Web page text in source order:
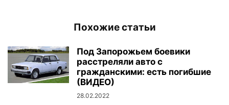
Похожие статьи
Под Запорожьем боевики
расстреляли авто с
гражданскими: есть погибшие
(ВИДЕО)
28.02.2022